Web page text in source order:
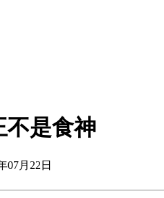
不是食神
07月22日